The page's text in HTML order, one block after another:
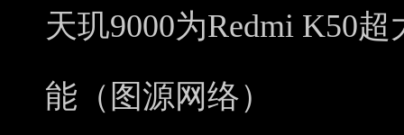
天玑9000为Redmi K50
能（图源网络）